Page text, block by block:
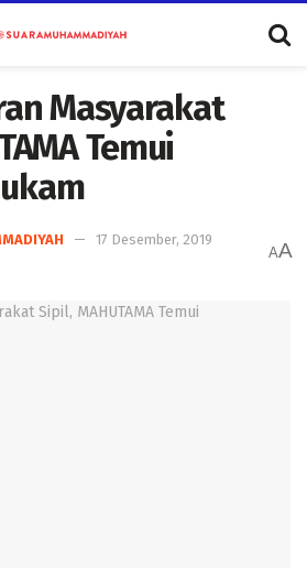
Masyarakat
Temui
17 Desember, 2019
AA